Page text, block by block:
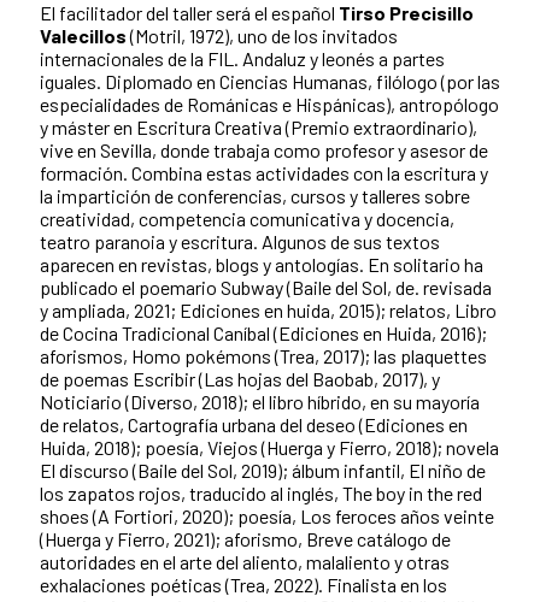
El facilitador del taller será el español Tirso Precisillo
Valecillos(Motril, 1972), uno de los invitados
internacionales de la FIL. Andaluz y leonés a partes
iguales. Diplomado en Ciencias Humanas, filólogo (por las
especialidades de Románicas e Hispánicas), antropólogo
y máster en Escritura Creativa (Premio extraordinario),
vive en Sevilla, donde trabaja como profesor y asesor de
formación. Combina estas actividades con la escritura y
la impartición de conferencias, cursos y talleres sobre
creatividad, competencia comunicativa y docencia,
teatro paranoia y escritura. Algunos de sus textos
aparecen en revistas, blogs y antologías. En solitario ha
publicado el poemario Subway (Baile del Sol, de. revisada
y ampliada, 2021; Ediciones en huida, 2015); relatos, Libro
de Cocina Tradicional Caníbal (Ediciones en Huida, 2016);
aforismos, Homo pokémons (Trea, 2017); las plaquettes
de poemas Escribir (Las hojas del Baobab, 2017), y
Noticiario (Diverso, 2018); el libro híbrido, en su mayoría
de relatos, Cartografía urbana del deseo (Ediciones en
Huida, 2018); poesía, Viejos (Huerga y Fierro, 2018); novela
El discurso (Baile del Sol, 2019); álbum infantil, El niño de
los zapatos rojos, traducido al inglés, The boy in the red
shoes (A Fortiori, 2020); poesía, Los feroces años veinte
(Huerga y Fierro, 2021); aforismo, Breve catálogo de
autoridades en el arte del aliento, malaliento y otras
exhalaciones poéticas (Trea, 2022). Finalista en los